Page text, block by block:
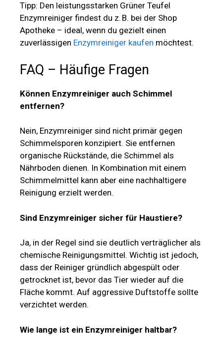
Tipp: Den leistungsstarken Grüner Teufel
Enzymreiniger findest du z. B. bei der Shop
Apotheke – ideal, wenn du gezielt einen
zuverlässigen Enzymreiniger kaufen möchtest.
FAQ – Häufige Fragen
Können Enzymreiniger auch Schimmel
entfernen?
Nein, Enzymreiniger sind nicht primär gegen
Schimmelsporen konzipiert. Sie entfernen
organische Rückstände, die Schimmel als
Nährboden dienen. In Kombination mit einem
Schimmelmittel kann aber eine nachhaltigere
Reinigung erzielt werden.
Sind Enzymreiniger sicher für Haustiere?
Ja, in der Regel sind sie deutlich verträglicher als
chemische Reinigungsmittel. Wichtig ist jedoch,
dass der Reiniger gründlich abgespült oder
getrocknet ist, bevor das Tier wieder auf die
Fläche kommt. Auf aggressive Duftstoffe sollte
verzichtet werden.
Wie lange ist ein Enzymreiniger haltbar?